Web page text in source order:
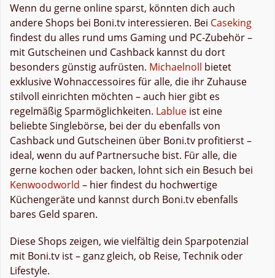
Wenn du gerne online sparst, könnten dich auch
andere Shops bei Boni.tv interessieren. Bei Caseking
findest du alles rund ums Gaming und PC-Zubehör –
mit Gutscheinen und Cashback kannst du dort
besonders günstig aufrüsten. Michaelnoll bietet
exklusive Wohnaccessoires für alle, die ihr Zuhause
stilvoll einrichten möchten – auch hier gibt es
regelmäßig Sparmöglichkeiten. Lablue ist eine
beliebte Singlebörse, bei der du ebenfalls von
Cashback und Gutscheinen über Boni.tv profitierst –
ideal, wenn du auf Partnersuche bist. Für alle, die
gerne kochen oder backen, lohnt sich ein Besuch bei
Kenwoodworld – hier findest du hochwertige
Küchengeräte und kannst durch Boni.tv ebenfalls
bares Geld sparen.
Diese Shops zeigen, wie vielfältig dein Sparpotenzial
mit Boni.tv ist – ganz gleich, ob Reise, Technik oder
Lifestyle.